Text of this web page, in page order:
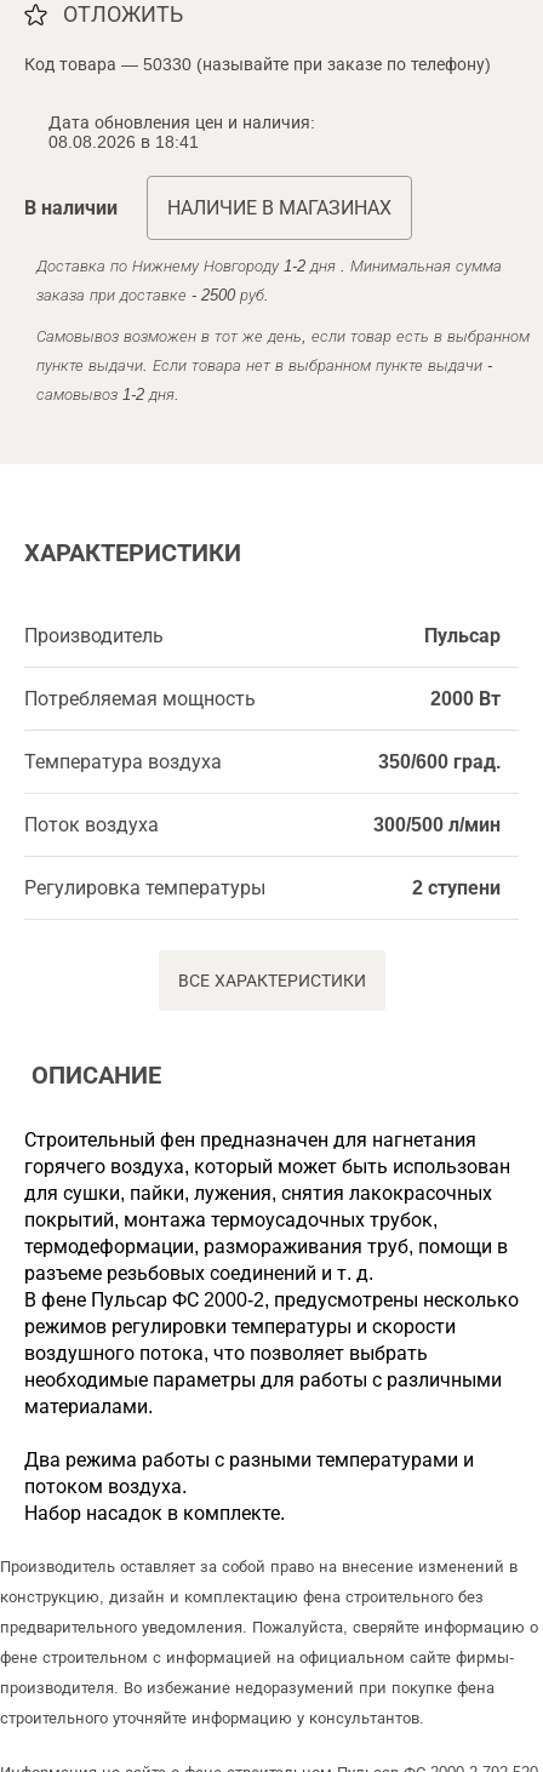
ОТЛОЖИТЬ
Код товара — 50330 (называйте при заказе по телефону)
Дата обновления цен и наличия:
08.08.2026 в 18:41
В наличии НАЛИЧИЕ В МАГАЗИНАХ
Доставка по Нижнему Новгороду 1-2 дня . Минимальная сумма
заказа при доставке - 2500 руб.
Самовывоз возможен в тот же день, если товар есть в выбранном
пункте выдачи. Если товара нет в выбранном пункте выдачи -
самовывоз 1-2 дня.
ХАРАКТЕРИСТИКИ
Производитель Пульсар
Потребляемая мощность 2000 Вт
Температура воздуха 350/600 град.
Поток воздуха 300/500 л/мин
Регулировка температуры 2 ступени
ВСЕ ХАРАКТЕРИСТИКИ
ОПИСАНИЕ
Строительный фен предназначен для нагнетания
горячего воздуха, который может быть использован
для сушки, пайки, лужения, снятия лакокрасочных
покрытий, монтажа термоусадочных трубок,
термодеформации, размораживания труб, помощи в
разъеме резьбовых соединений и т. д.
В фене Пульсар ФС 2000-2, предусмотрены несколько
режимов регулировки температуры и скорости
воздушного потока, что позволяет выбрать
необходимые параметры для работы с различными
материалами.
Два режима работы с разными температурами и
потоком воздуха.
Набор насадок в комплекте.
Производитель оставляет за собой право на внесение изменений в
конструкцию, дизайн и комплектацию фена строительного без
предварительного уведомления. Пожалуйста, сверяйте информацию о
фене строительном с информацией на официальном сайте фирмы-
производителя. Во избежание недоразумений при покупке фена
строительного уточняйте информацию у консультантов.